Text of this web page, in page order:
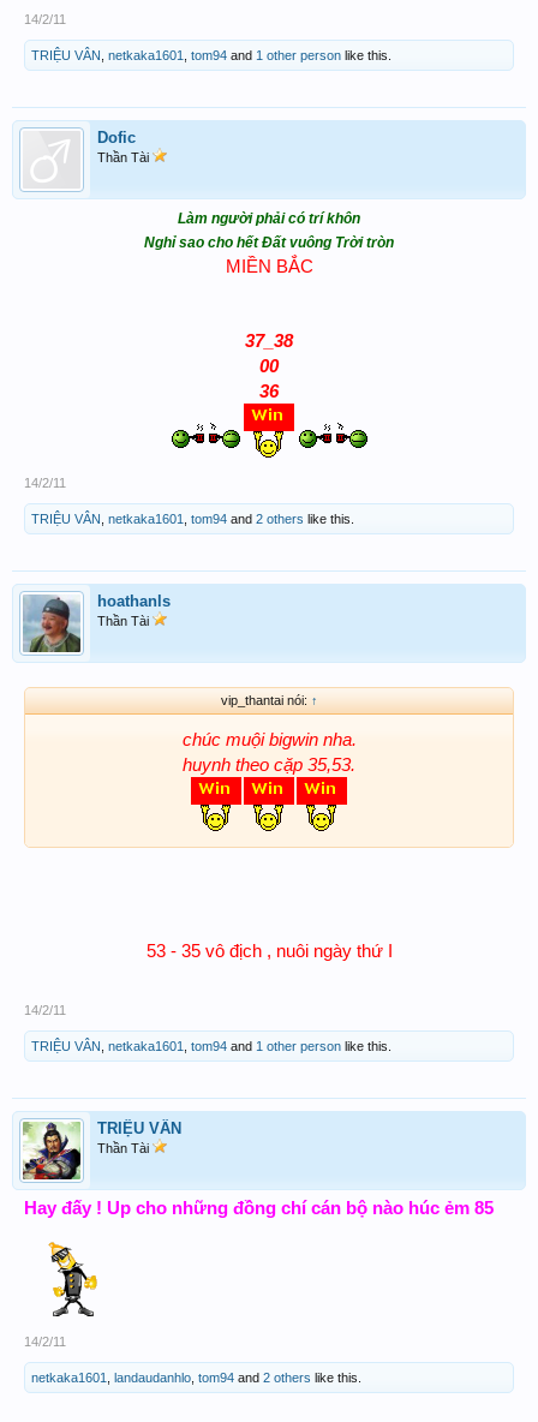
14/2/11
TRIỆU VÂN netkaka1601 tom94 and 1 other person like this.
Dofic
Thần Tài
Làm người phải có trí khôn
Nghỉ sao cho hết Đất vuông Trời tròn
MIỀN BẮC
37_38
00
36
14/2/11
TRIỆU VÂN netkaka1601 tom94 and 2 others like this.
hoathanls
Thần Tài
vip_thantai nói: ↑
chúc muội bigwin nha.
huynh theo cặp 35,53.
53 - 35 vô địch , nuôi ngày thứ I
14/2/11
TRIỆU VÂN netkaka1601 tom94 and 1 other person like this.
TRIỆU VÂN
Thần Tài
Hay đấy ! Up cho những đồng chí cán bộ nào húc ẻm 85
14/2/11
netkaka1601 landaudanhlo tom94 and 2 others like this.